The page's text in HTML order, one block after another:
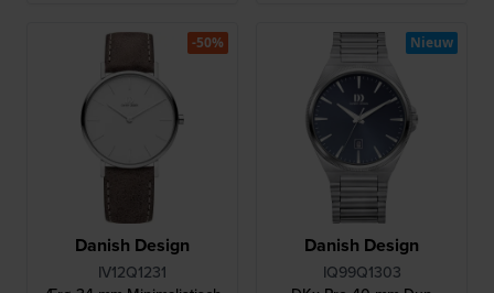
Danish Design
IV12Q1231
-50%
Danish Design
IQ99Q1303
Nieuw